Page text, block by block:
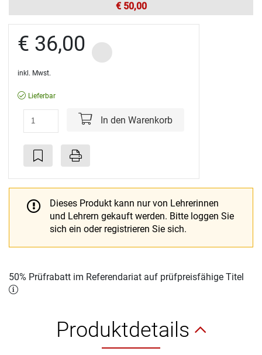
€ 50,00
€ 36,00
inkl. Mwst.
Lieferbar
In den Warenkorb
Dieses Produkt kann nur von Lehrerinnen
und Lehrern gekauft werden. Bitte loggen Sie
sich ein oder registrieren Sie sich.
50% Prüfrabatt im Referendariat auf prüfpreisfähige Titel
Produktdetails